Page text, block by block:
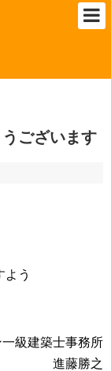
ございます
よう
級建築士事務所
進藤勝之